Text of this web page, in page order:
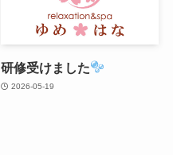
研修受けました
2026-05-19